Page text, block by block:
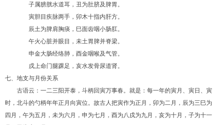
子属膀胱水道耳，丑为肚脐及脾胃。
寅胆目疾脉两手，卯木十指内肝方。
辰土为脾肩胸痰，巳面齿咽小肠肛。
午火心脏并眼目，未土胃脾并脊梁。
申金大肠经络肺，酉金咽喉及气管。
戌上命门腿踝足，亥水发骨尿道肾。
七、地支与月份关系
古语云：一二三阳开泰，斗柄回寅万事春。就是：每一年的寅月、寅日、寅
时，北斗的勺柄年年正月向寅位。故古人把寅作为正月，卯为二月，辰为三巳为
四月，午为五月，未为六月，申为七月，酉为八戌为九月，亥为十月，子为十一